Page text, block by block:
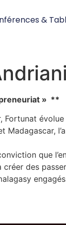
&
» **
Fortunat
que
des